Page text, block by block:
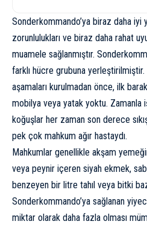
Sonderkommando’ya biraz daha iyi
zorunlulukları ve biraz daha rahat
muamele sağlanmıştır.
farklı hücre grubuna yerleştirilmiştir.
aşamaları kurulmadan önce, ilk
mobilya veya yatak yoktu. Zamanla
koğuşlar her zaman son derece
pek çok mahkum ağır hastaydı.
Mahkumlar genellikle akşam
veya peynir içeren siyah ekmek,
benzeyen bir litre tahıl veya bitki
Sonderkommando’ya sağlanan
miktar olarak daha fazla olması